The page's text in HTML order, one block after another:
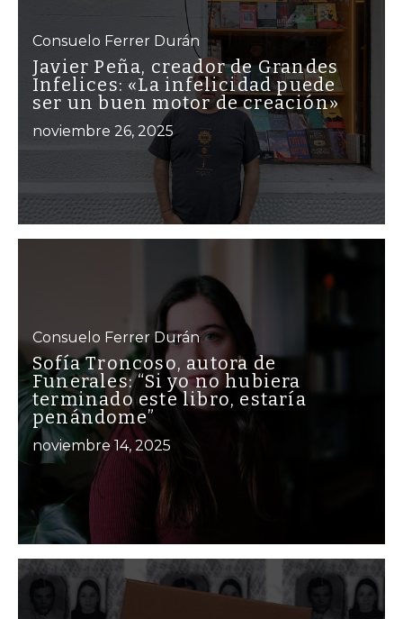
Consuelo Ferrer Durán
Javier Peña, creador de Grandes
Infelices: «La infelicidad puede
ser un buen motor de creación»
noviembre 26, 2025
Consuelo Ferrer Durán
Sofía Troncoso, autora de
Funerales: “Si yo no hubiera
terminado este libro, estaría
penándome”
noviembre 14, 2025